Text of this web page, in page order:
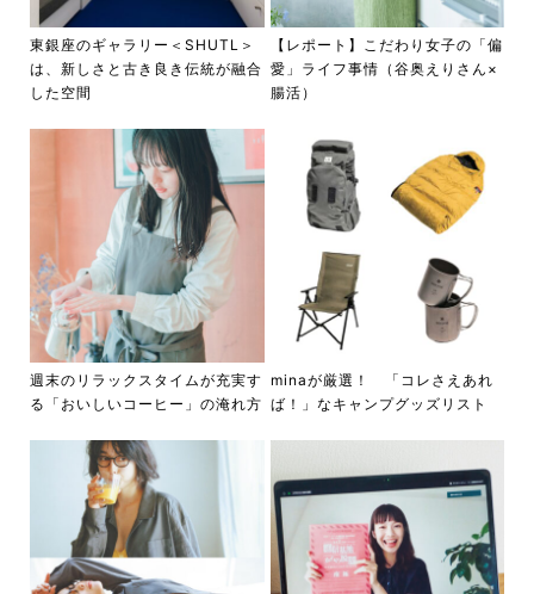
東銀座のギャラリー＜SHUTL＞
は、新しさと古き良き伝統が融合
した空間
【レポート】こだわり女子の「偏
愛」ライフ事情（谷奥えりさん×
腸活）
週末のリラックスタイムが充実す
る「おいしいコーヒー」の淹れ方
minaが厳選！ 「コレさえあれ
ば！」なキャンプグッズリスト